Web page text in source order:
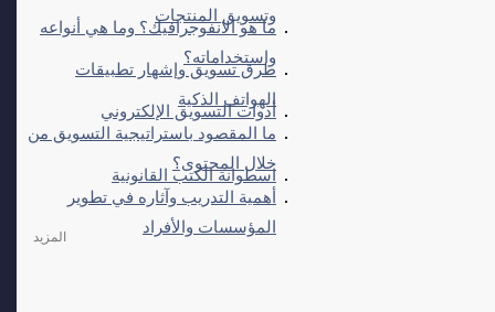
وتسويق المنتجات
ما هو الانفوجرافيك؟ وما هي أنواعه
واستخداماته؟
طرق تسويق وإشهار تطبيقات
الهواتف الذكية
أدوات التسويق الإلكتروني
ما المقصود باستراتيجية التسويق من
خلال المحتوى؟
اسطوانة الكتب القانونية
أهمية التدريب وآثاره في تطوير
المؤسسات والأفراد
المزيد